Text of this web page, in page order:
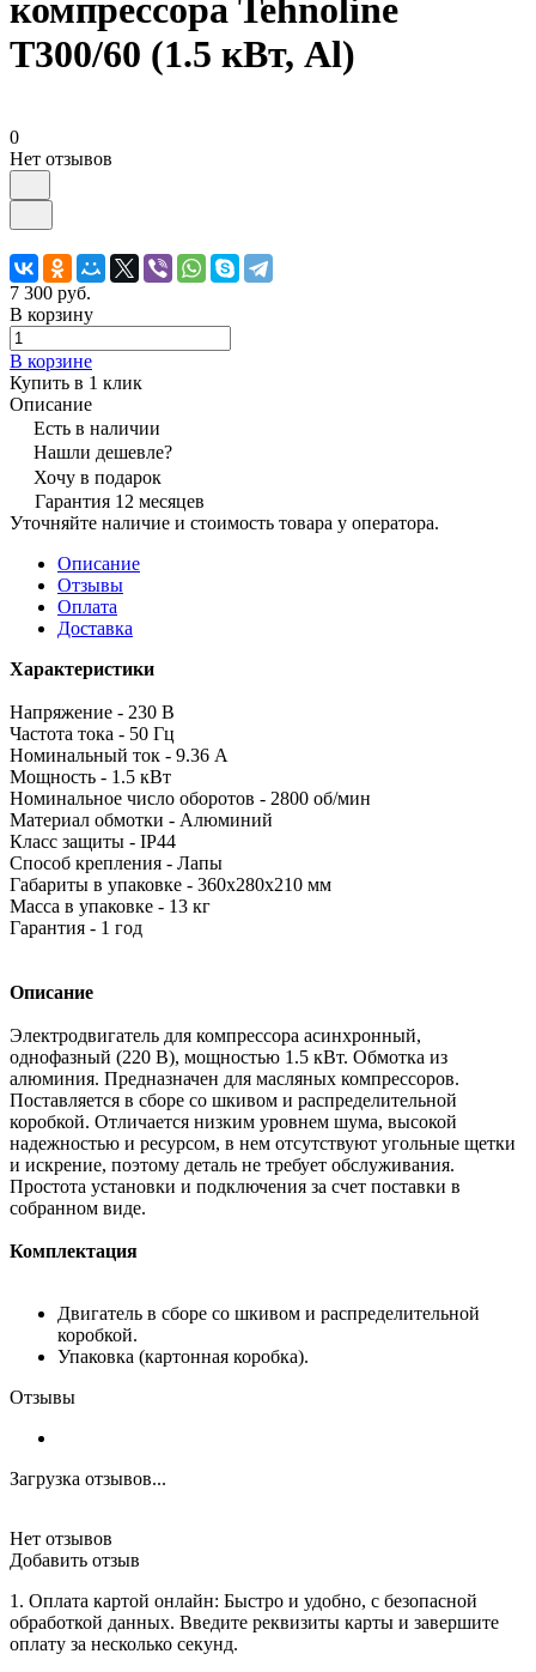
компрессора Tehnoline
T300/60 (1.5 кВт, Al)
0
Нет отзывов
7 300 руб.
В корзину
В корзине
Купить в 1 клик
Описание
Есть в наличии
Нашли дешевле?
Хочу в подарок
Гарантия 12 месяцев
Уточняйте наличие и стоимость товара у оператора.
Описание
Отзывы
Оплата
Доставка
Характеристики
Напряжение - 230 В
Частота тока - 50 Гц
Номинальный ток - 9.36 А
Мощность - 1.5 кВт
Номинальное число оборотов - 2800 об/мин
Материал обмотки - Алюминий
Класс защиты - IP44
Способ крепления - Лапы
Габариты в упаковке - 360х280х210 мм
Масса в упаковке - 13 кг
Гарантия - 1 год
Описание
Электродвигатель для компрессора асинхронный,
однофазный (220 В), мощностью 1.5 кВт. Обмотка из
алюминия. Предназначен для масляных компрессоров.
Поставляется в сборе со шкивом и распределительной
коробкой. Отличается низким уровнем шума, высокой
надежностью и ресурсом, в нем отсутствуют угольные щетки
и искрение, поэтому деталь не требует обслуживания.
Простота установки и подключения за счет поставки в
собранном виде.
Комплектация
Двигатель в сборе со шкивом и распределительной
коробкой.
Упаковка (картонная коробка).
Отзывы
Загрузка отзывов...
Нет отзывов
Добавить отзыв
1. Оплата картой онлайн: Быстро и удобно, с безопасной
обработкой данных. Введите реквизиты карты и завершите
оплату за несколько секунд.